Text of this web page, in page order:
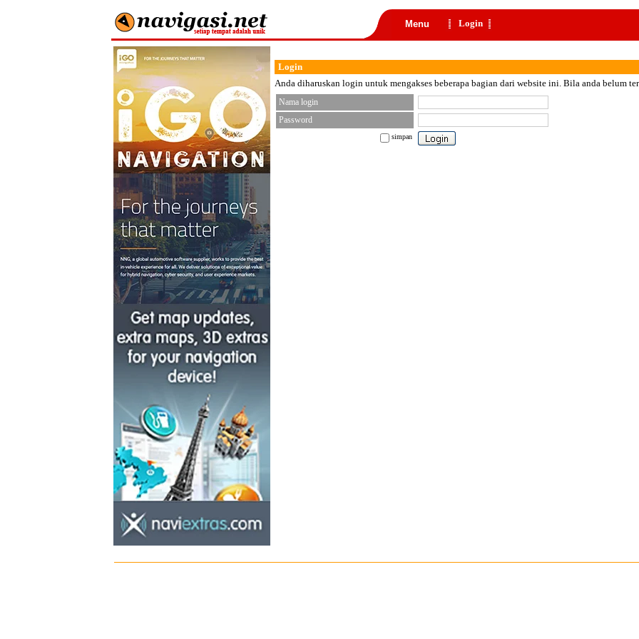
Menu Login
Login
Anda diharuskan login untuk mengakses beberapa bagian dari website ini. Bila anda belum
Nama login
Password
simpan